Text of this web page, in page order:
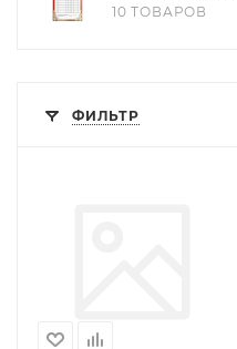
10 ТОВАРОВ
ФИЛЬТР